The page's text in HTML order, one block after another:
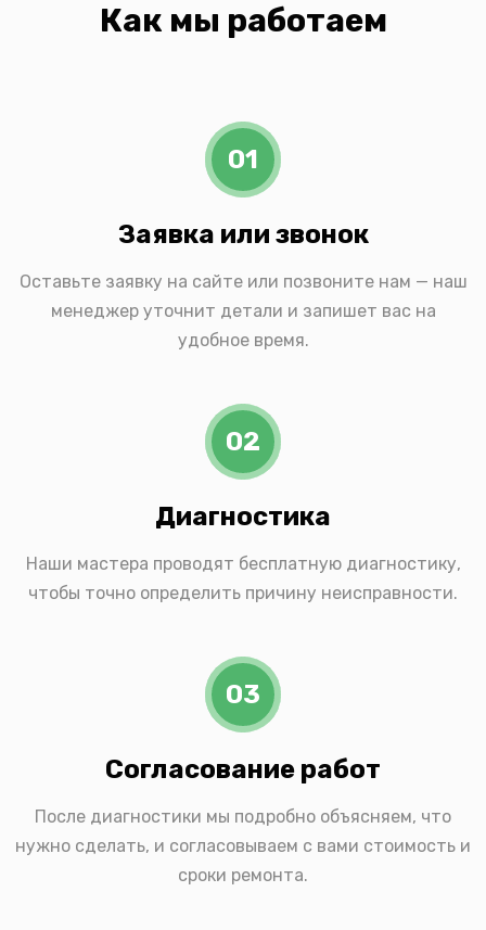
Как мы работаем
01
Заявка или звонок
Оставьте заявку на сайте или позвоните нам — наш
менеджер уточнит детали и запишет вас на
удобное время.
02
Диагностика
Наши мастера проводят бесплатную диагностику,
чтобы точно определить причину неисправности.
03
Согласование работ
После диагностики мы подробно объясняем, что
нужно сделать, и согласовываем с вами стоимость и
сроки ремонта.